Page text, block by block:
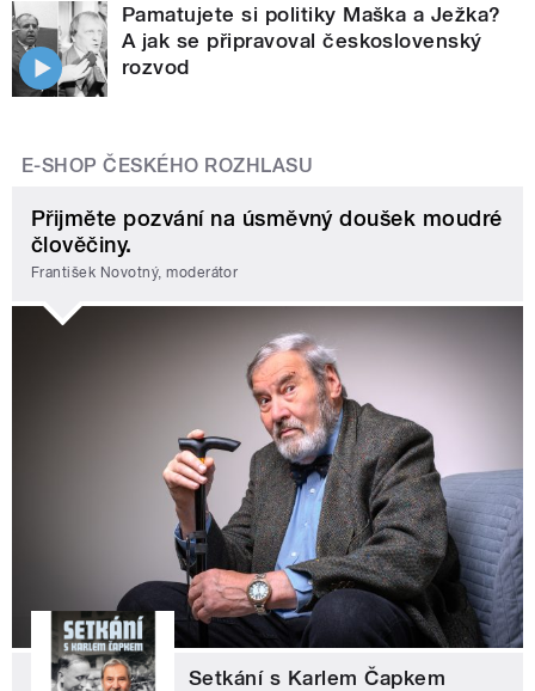
Pamatujete si politiky Maška a Ježka?
A jak se připravoval československý
rozvod
E-SHOP ČESKÉHO ROZHLASU
Přijměte pozvání na úsměvný doušek moudré
člověčiny.
František Novotný, moderátor
Setkání s Karlem Čapkem